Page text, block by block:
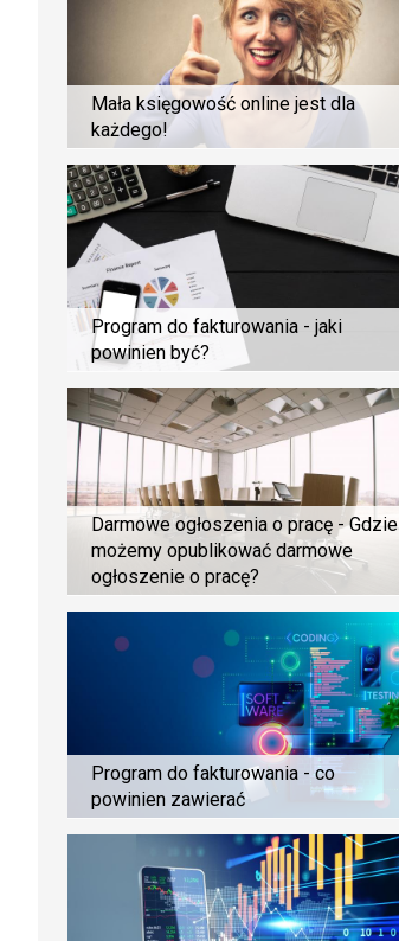
Mała księgowość online jest dla
każdego!
Program do fakturowania - jaki
powinien być?
Darmowe ogłoszenia o pracę - Gdzie
możemy opublikować darmowe
ogłoszenie o pracę?
Program do fakturowania - co
powinien zawierać